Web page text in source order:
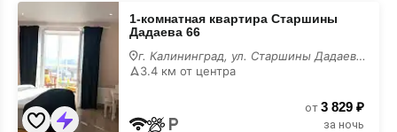
1-
комнатная
квартира
Старшины
Дадаева
66
в
июне
1-комнатная квартира Старшины
Дадаева 66
г. Калининград, ул. Старшины Дадаева, 66
3.4 км от центра
от 3 829 ₽
за ночь